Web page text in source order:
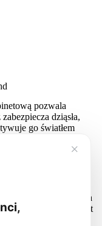
pozwala
dziąsła,
go światłem
lampę Beyond
wybielania
w strukturach zęba,
Metoda gabinetowa
uzyskać szybszy efekt
×